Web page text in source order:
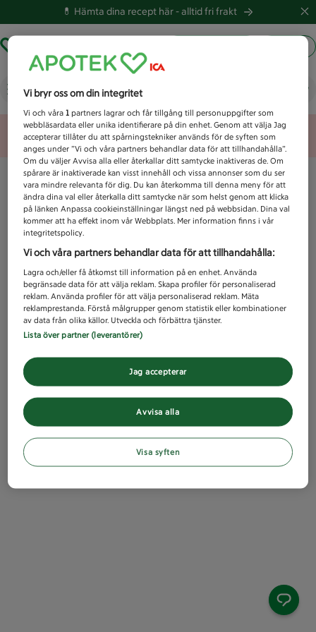
💊 Hämta dina recept här -alltid fri frakt
Vad letar du efter idag?
Unknown error
Vi bryr oss om din integritet
Vi och våra1 partners lagrar och får tillgång till personuppgifter som
webbläsardata eller unika identifierare på din enhet. Genom att välja Jag
accepterar tillåter du att spårningstekniker används för de syften som
anges under ”Vi och våra partners behandlar data för att tillhandahålla”.
Om du väljer Avvisa alla eller återkallar ditt samtycke inaktiveras de. Om
spårare är inaktiverade kan visst innehåll och vissa annonser som du ser
vara mindre relevanta för dig. Du kan återkomma till denna meny för att
ändra dina val eller återkalla ditt samtycke när som helst genom att klicka
på länken Anpassa cookieinställningar längst ned på webbsidan. Dina val
kommer att ha effekt inom vår Webbplats. Mer information finns i vår
integritetspolicy.
Vi och våra partners behandlar data för att tillhandahålla:
Lagra och/eller få åtkomst till information på en enhet. Använda
begränsade data för att välja reklam. Skapa profiler för personaliserad
reklam. Använda profiler för att välja personaliserad reklam. Mäta
reklamprestanda. Förstå målgrupper genom statistik eller kombinationer
av data från olika källor. Utveckla och förbättra tjänster.
Lista över partner (leverantörer)
Avvisa alla
Jag accepterar
Visa syften